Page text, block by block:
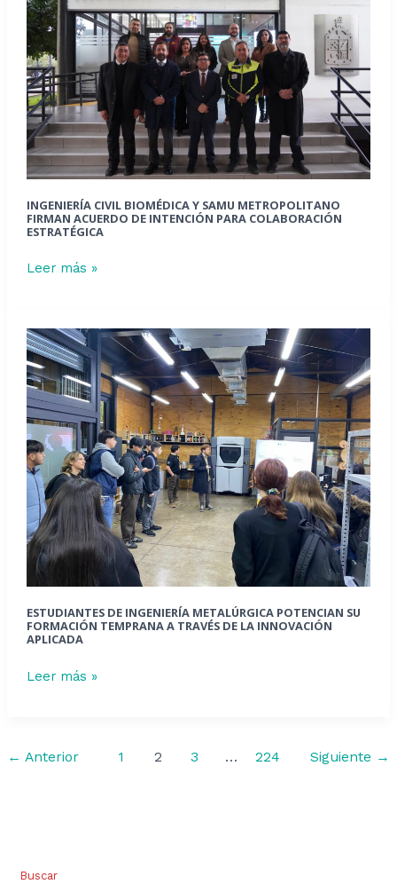
Buscar
INGENIERÍA CIVIL BIOMÉDICA Y SAMU METROPOLITANO
FIRMAN ACUERDO DE INTENCIÓN PARA COLABORACIÓN
ESTRATÉGICA
y
SAMU
Metropolitano
firman
acuerdo
de
intención
para
estratégica
Leer más »
ESTUDIANTES DE INGENIERÍA METALÚRGICA POTENCIAN SU
FORMACIÓN TEMPRANA A TRAVÉS DE LA INNOVACIÓN
APLICADA
Estudiantes
de
Ingeniería
Metalúrgica
potencian
su
formación
temprana
a
través
de
aplicada
Leer más »
← Anterior 1 2 3 … 224 Siguiente →